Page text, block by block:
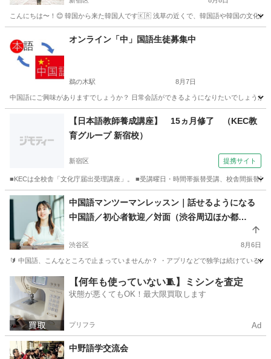
こんにちは〜！😊 韓国から来た韓国人です🇰🇷 浅草の近くで、韓国語や韓国の文化に
韓国語 文化
オンライン「中」国語生徒募集中
鵜の木駅 8月7日
中国語にご興味がありますでしょうか？ 日常会話ができるようになりたいでしょう
鵜の木駅 中国語 オンライン
【日本語教師養成講座】 15ヵ月修了 （KEC教
育グループ 新宿校）
新宿区 提携サイト
■KECは全校舎「文化庁届出受理講座」。 ■受講曜日・時間帯振替受講、校舎間振替
東京 新宿区 その他
中国語マンツーマンレッスン｜話せるようになる
中国語／初心者歓迎／対面（渋谷周辺ほか都
渋谷区 8月6日
🔰 中国語、こんなところで止まっていませんか？ ・アプリなどで独学は続けている
東京 渋谷区 中国語 一対一
【何年も使っていない🧵】ミシンを査定
状態が悪くてもOK！最大限買取します
プリフラ Ad
中野語学交流会